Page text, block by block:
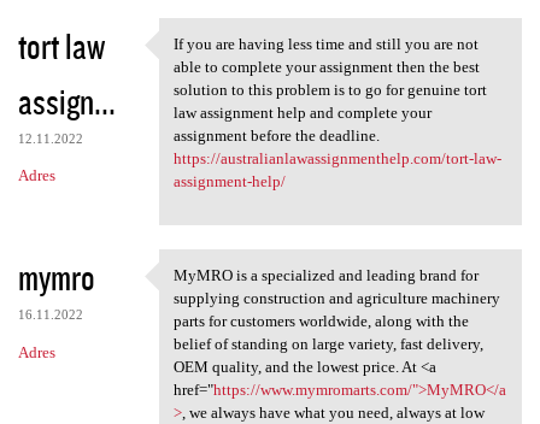
tort law
assign...
12.11.2022
Adres
If you are having less time
If you are having less time and still you are not
able to complete your assignment then the best
solution to this problem is to go for genuine tort
law assignment help and complete your
assignment before the deadline.
https://australianlawassignmenthelp.com/tort-law-
assignment-help/
mymro
16.11.2022
Adres
MyMRO is a specialized and
MyMRO is a specialized and leading brand for
supplying construction and agriculture machinery
parts for customers worldwide, along with the
belief of standing on large variety, fast delivery,
OEM quality, and the lowest price. At <a
href="https://www.mymromarts.com/">MyMRO</a
>, we always have what you need, always at low